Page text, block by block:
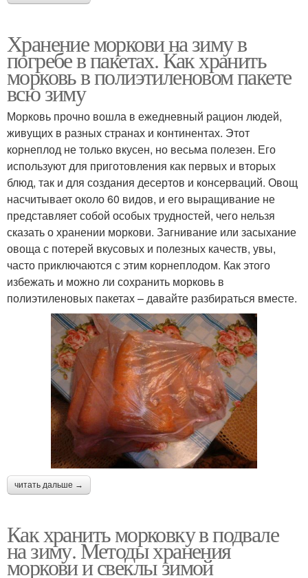
Хранение моркови на зиму в
погребе в пакетах. Как хранить
морковь в полиэтиленовом пакете
всю зиму
Морковь прочно вошла в ежедневный рацион людей,
живущих в разных странах и континентах. Этот
корнеплод не только вкусен, но весьма полезен. Его
используют для приготовления как первых и вторых
блюд, так и для создания десертов и консерваций. Овощ
насчитывает около 60 видов, и его выращивание не
представляет собой особых трудностей, чего нельзя
сказать о хранении моркови. Загнивание или засыхание
овоща с потерей вкусовых и полезных качеств, увы,
часто приключаются с этим корнеплодом. Как этого
избежать и можно ли сохранить морковь в
полиэтиленовых пакетах – давайте разбираться вместе.
читать дальше →
Как хранить морковку в подвале
на зиму. Методы хранения
моркови и свеклы зимой